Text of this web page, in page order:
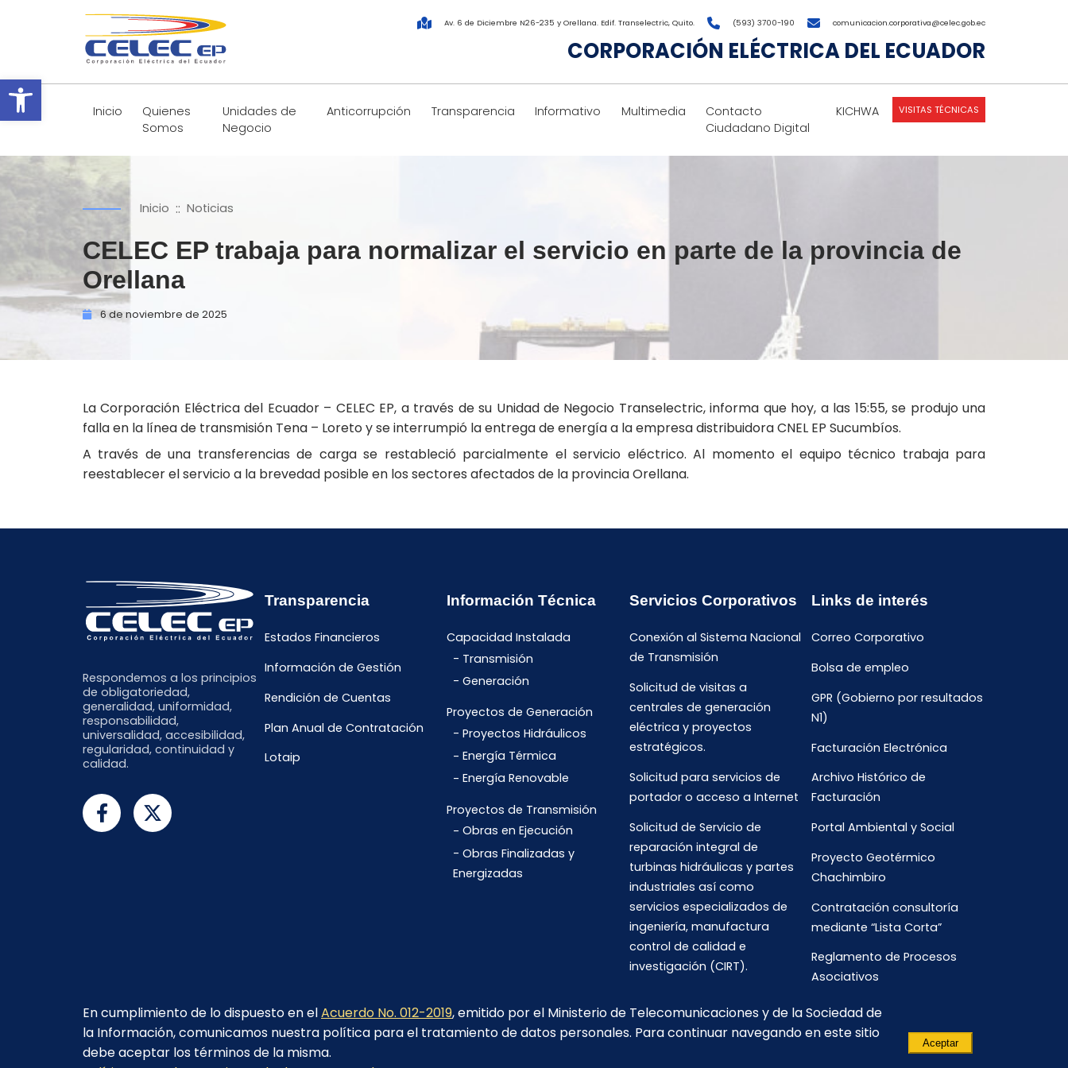
Abrir barra de herramientas
Av. 6 de Diciembre N26-235 y Orellana. Edif. Transelectric, Quito. (593) 3700-190 comunicacion.corporativa@celec.gob.ec
CORPORACIÓN ELÉCTRICA DEL ECUADOR
Inicio
Quienes
Somos
Unidades de
Negocio
Anticorrupción Transparencia Informativo Multimedia
Contacto
Ciudadano Digital
KICHWA VISITAS TÉCNICAS
Inicio :: Noticias
CELEC EP trabaja para normalizar el servicio en parte de la provincia de
Orellana
6 de noviembre de 2025
La Corporación Eléctrica del Ecuador – CELEC EP, a través de su Unidad de Negocio Transelectric, informa que hoy, a las 15:55, se produjo una
falla en la línea de transmisión Tena – Loreto y se interrumpió la entrega de energía a la empresa distribuidora CNEL EP Sucumbíos.
A través de una transferencias de carga se restableció parcialmente el servicio eléctrico. Al momento el equipo técnico trabaja para
reestablecer el servicio a la brevedad posible en los sectores afectados de la provincia Orellana.
Respondemos a los principios
de obligatoriedad,
generalidad, uniformidad,
responsabilidad,
universalidad, accesibilidad,
regularidad, continuidad y
calidad.
Transparencia
Estados Financieros
Información de Gestión
Rendición de Cuentas
Plan Anual de Contratación
Lotaip
Información Técnica
Capacidad Instalada
Transmisión
Generación
Proyectos de Generación
Proyectos Hidráulicos
Energía Térmica
Energía Renovable
Proyectos de Transmisión
Obras en Ejecución
Obras Finalizadas y
Energizadas
Servicios Corporativos
Conexión al Sistema Nacional
de Transmisión
Solicitud de visitas a
centrales de generación
eléctrica y proyectos
estratégicos.
Solicitud para servicios de
portador o acceso a Internet
Solicitud de Servicio de
reparación integral de
turbinas hidráulicas y partes
industriales así como
servicios especializados de
ingeniería, manufactura
control de calidad e
investigación (CIRT).
Links de interés
Correo Corporativo
Bolsa de empleo
GPR (Gobierno por resultados
N1)
Facturación Electrónica
Archivo Histórico de
Facturación
Portal Ambiental y Social
Proyecto Geotérmico
Chachimbiro
Contratación consultoría
mediante “Lista Corta”
Reglamento de Procesos
Asociativos
© 2023 - CELEC EP - Todos los derechos
comunicacion.corporativa@celec.gob.ec
En cumplimiento de lo dispuesto en elAcuerdo No. 012-2019, emitido por el Ministerio de Telecomunicaciones y de la Sociedad de
la Información, comunicamos nuestra política para el tratamiento de datos personales. Para continuar navegando en este sitio
debe aceptar los términos de la misma.
Aceptar